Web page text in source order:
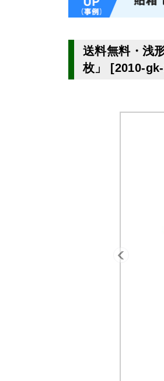
送料無料・浅
枚」
[2010-